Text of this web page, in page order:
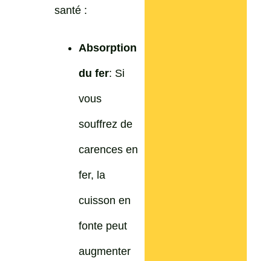
santé :
Absorption
du fer: Si
vous
souffrez de
carences en
fer, la
cuisson en
fonte peut
augmenter